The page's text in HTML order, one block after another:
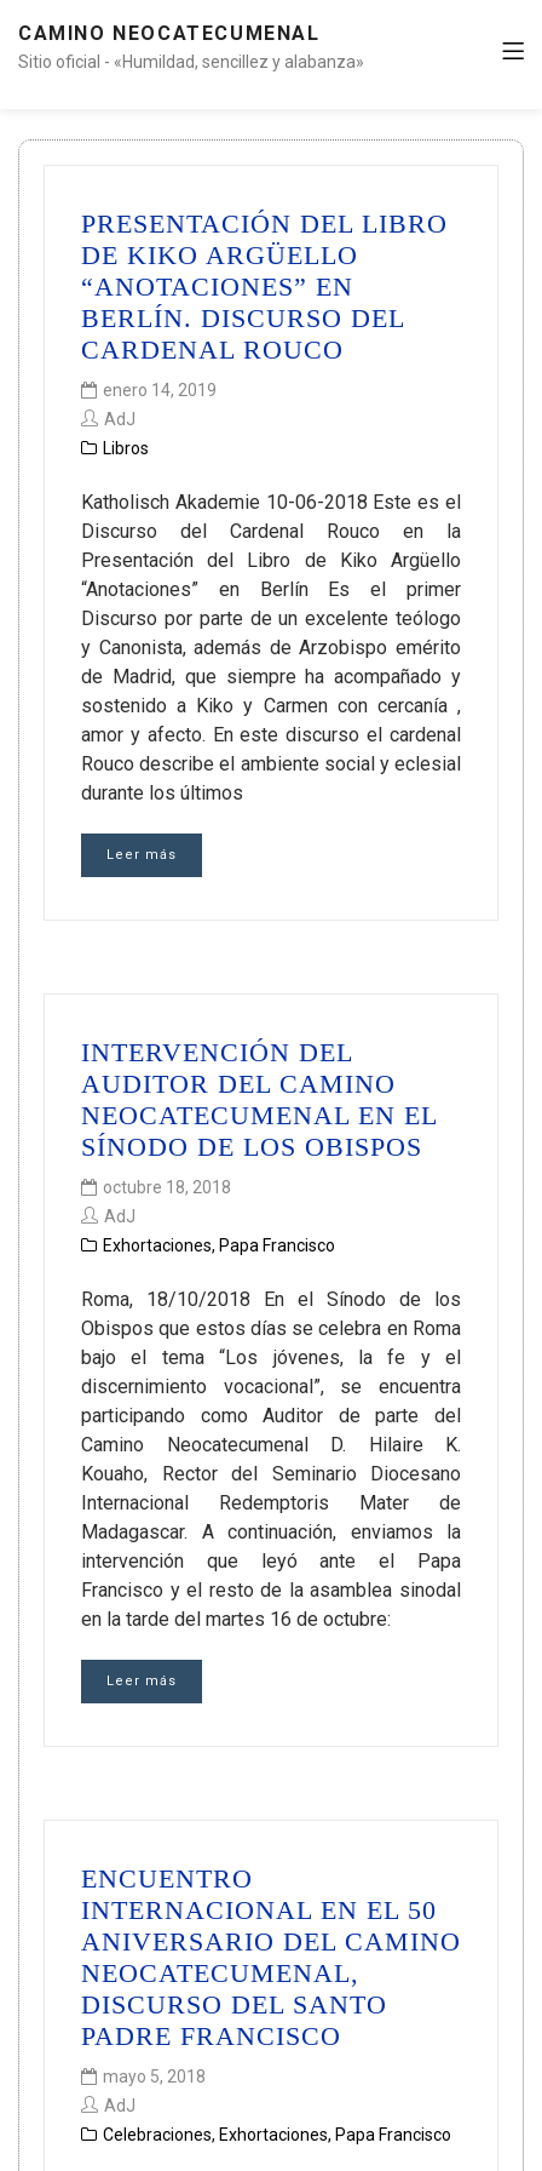
CAMINO NEOCATECUMENAL
Sitio oficial - «Humildad, sencillez y alabanza»
PRESENTACIÓN DEL LIBRO
DE KIKO ARGÜELLO
“ANOTACIONES” EN
BERLÍN. DISCURSO DEL
CARDENAL ROUCO
enero 14, 2019
AdJ
Libros
Katholisch Akademie 10-06-2018 Este es el
Discurso del Cardenal Rouco en la
Presentación del Libro de Kiko Argüello
“Anotaciones” en Berlín Es el primer
Discurso por parte de un excelente teólogo
y Canonista, además de Arzobispo emérito
de Madrid, que siempre ha acompañado y
sostenido a Kiko y Carmen con cercanía ,
amor y afecto. En este discurso el cardenal
Rouco describe el ambiente social y eclesial
durante los últimos
Leer más
INTERVENCIÓN DEL
AUDITOR DEL CAMINO
NEOCATECUMENAL EN EL
SÍNODO DE LOS OBISPOS
octubre 18, 2018
AdJ
Exhortaciones, Papa Francisco
Roma, 18/10/2018 En el Sínodo de los
Obispos que estos días se celebra en Roma
bajo el tema “Los jóvenes, la fe y el
discernimiento vocacional”, se encuentra
participando como Auditor de parte del
Camino Neocatecumenal D. Hilaire K.
Kouaho, Rector del Seminario Diocesano
Internacional Redemptoris Mater de
Madagascar. A continuación, enviamos la
intervención que leyó ante el Papa
Francisco y el resto de la asamblea sinodal
en la tarde del martes 16 de octubre:
Leer más
ENCUENTRO
INTERNACIONAL EN EL 50
ANIVERSARIO DEL CAMINO
NEOCATECUMENAL,
DISCURSO DEL SANTO
PADRE FRANCISCO
mayo 5, 2018
AdJ
Celebraciones, Exhortaciones, Papa Francisco